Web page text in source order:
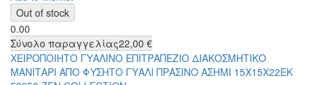
0.00
Σύνολο παραγγελίας22,00 €
ΧΕΙΡΟΠΟΙΗΤΟ ΓΥΑΛΙΝΟ ΕΠΙΤΡΑΠΕΖΙΟ ΔΙΑΚΟΣΜΗΤΙΚΟ
ΜΑΝΙΤΑΡΙ ΑΠΟ ΦΥΣΗΤΟ ΓΥΑΛΙ ΠΡΑΣΙΝΟ ΑΣΗΜΙ 15Χ15Χ22ΕΚ